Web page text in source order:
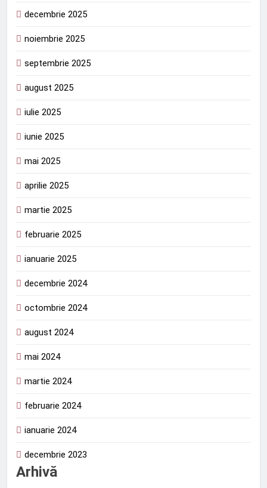
decembrie 2025
noiembrie 2025
septembrie 2025
august 2025
iulie 2025
iunie 2025
mai 2025
aprilie 2025
martie 2025
februarie 2025
ianuarie 2025
decembrie 2024
octombrie 2024
august 2024
mai 2024
martie 2024
februarie 2024
ianuarie 2024
decembrie 2023
Arhivă